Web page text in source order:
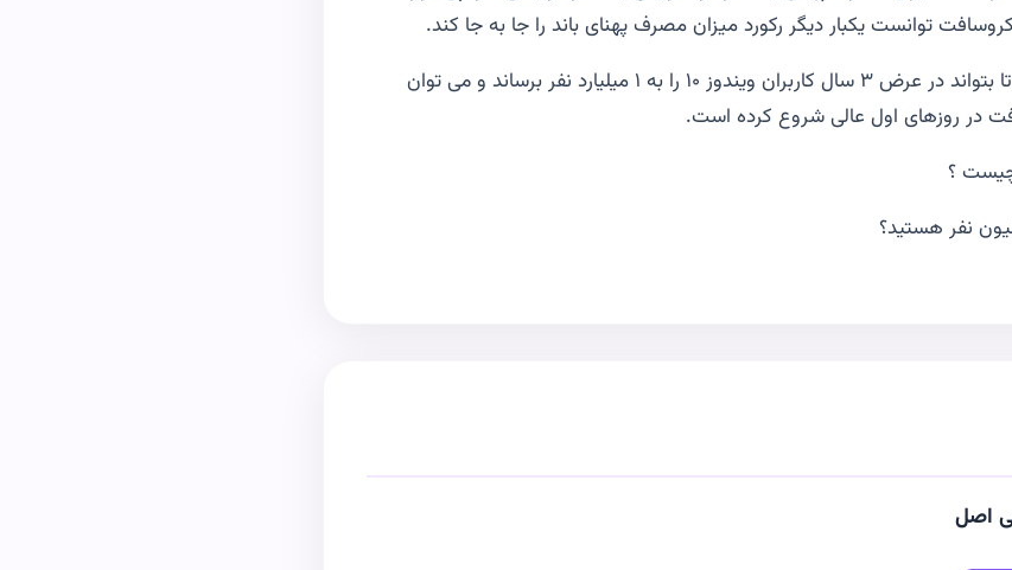
توانست یکبار دیگر رکورد میزان مصرف پهنای باند را جا به جا کند.
مایکروسافت تصمیم دارد تا بتواند در عرض ۳ سال کاربران ویندوز ۱۰ را به ۱ میلیارد نفر برساند و می توان
در روزهای اول عالی شروع کرده است.
اصل